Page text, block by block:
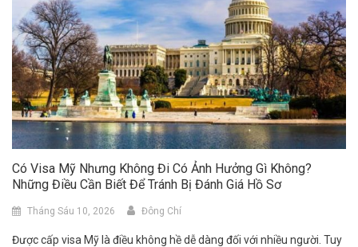
Có Visa Mỹ Nhưng Không Đi Có Ảnh Hưởng Gì Không?
Những Điều Cần Biết Để Tránh Bị Đánh Giá Hồ Sơ
Tháng Sáu 10, 2026 Đông Chí
Được cấp visa Mỹ là điều không hề dễ dàng đối với nhiều người. Tuy